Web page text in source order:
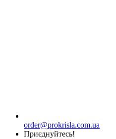
order@prokrisla.com.ua
Приєднуйтесь!